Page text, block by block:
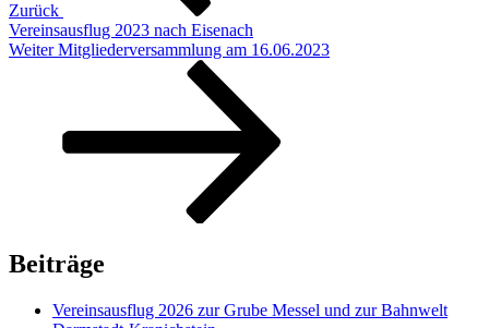
Zurück
Vereinsausflug 2023 nach Eisenach
Nächster
Weiter Mitgliederversammlung am 16.06.2023
Beiträge
Vereinsausflug 2026 zur Grube Messel und zur Bahnwelt